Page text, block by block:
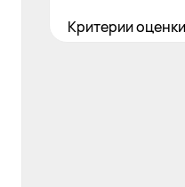
Критерии